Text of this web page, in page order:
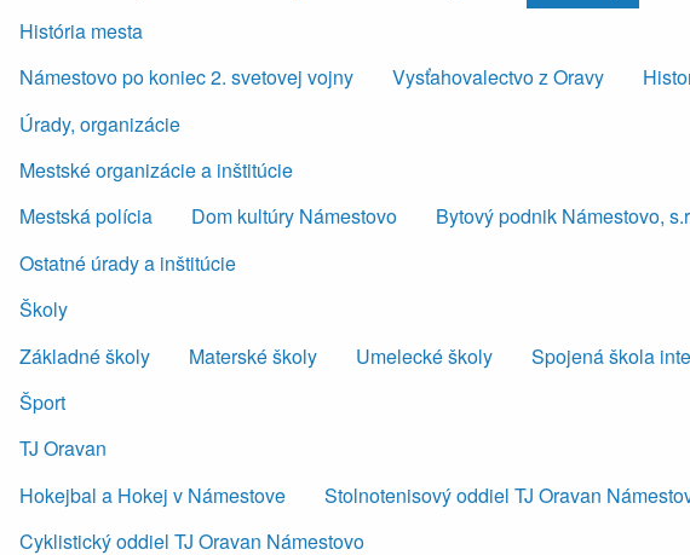
História mesta
Námestovo po koniec 2. svetovej vojny
Vysťahovalectvo z Oravy
Úrady, organizácie
Mestské organizácie a inštitúcie
Mestská polícia
Dom kultúry Námestovo Bytový podnik Námestovo,
Ostatné úrady a inštitúcie
Školy
Základné školy
Materské školy Umelecké školy Spojená škola
Šport
TJ Oravan
Hokejbal a Hokej v Námestove
Stolnotenisový oddiel TJ Oravan
Cyklistický oddiel TJ Oravan Námestovo